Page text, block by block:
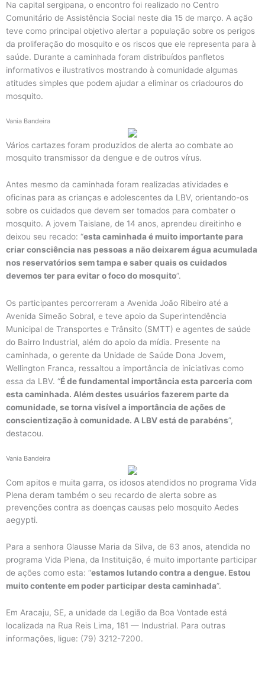
Na capital sergipana, o encontro foi realizado no Centro
Comunitário de Assistência Social neste dia 15 de março. A ação
teve como principal objetivo alertar a população sobre os perigos
da proliferação do mosquito e os riscos que ele representa para à
saúde. Durante a caminhada foram distribuídos panfletos
informativos e ilustrativos mostrando à comunidade algumas
atitudes simples que podem ajudar a eliminar os criadouros do
mosquito.
Vania Bandeira
Vários cartazes foram produzidos de alerta ao combate ao
mosquito transmissor da dengue e de outros vírus.
Antes mesmo da caminhada foram realizadas atividades e
oficinas para as crianças e adolescentes da LBV, orientando-os
sobre os cuidados que devem ser tomados para combater o
mosquito. A jovem Taislane, de 14 anos, aprendeu direitinho e
deixou seu recado: “esta caminhada é muito importante para
criar consciência nas pessoas a não deixarem água acumulada
nos reservatórios sem tampa e saber quais os cuidados
devemos ter para evitar o foco do mosquito”.
Os participantes percorreram a Avenida João Ribeiro até a
Avenida Simeão Sobral, e teve apoio da Superintendência
Municipal de Transportes e Trânsito (SMTT) e agentes de saúde
do Bairro Industrial, além do apoio da mídia. Presente na
caminhada, o gerente da Unidade de Saúde Dona Jovem,
Wellington Franca, ressaltou a importância de iniciativas como
essa da LBV. “É de fundamental importância esta parceria com
esta caminhada. Além destes usuários fazerem parte da
comunidade, se torna visível a importância de ações de
conscientização à comunidade. A LBV está de parabéns”,
destacou.
Vania Bandeira
Com apitos e muita garra, os idosos atendidos no programa Vida
Plena deram também o seu recardo de alerta sobre as
prevenções contra as doenças causas pelo mosquito Aedes
aegypti.
Para a senhora Glausse Maria da Silva, de 63 anos, atendida no
programa Vida Plena, da Instituição, é muito importante participar
de ações como esta: “estamos lutando contra a dengue. Estou
muito contente em poder participar desta caminhada”.
Em Aracaju, SE, a unidade da Legião da Boa Vontade está
localizada na Rua Reis Lima, 181 — Industrial. Para outras
informações, ligue: (79) 3212-7200.